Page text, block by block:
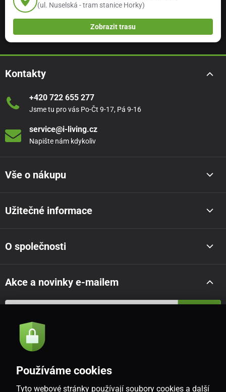
(ul. Nuselská - tram stanice Horky)
Zobrazit trasu
Kontakty
+420 722 655 277
Jsme tu pro vás Po-Čt 9-17, Pá 9-16
service@i-living.cz
Napište nám kdykoliv
Vše o nákupu
Užitečné informace
O společnosti
Akce a novinky e-mailem
Souhlasím se
CZ
Používáme cookies
Tyto webové stránky používají soubory cookies a další